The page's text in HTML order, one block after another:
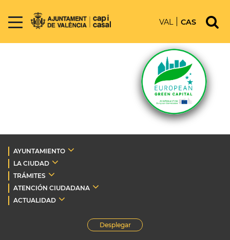
VAL CAS
AYUNTAMIENTO
LA CIUDAD
TRÁMITES
ATENCIÓN CIUDADANA
ACTUALIDAD
Desplegar